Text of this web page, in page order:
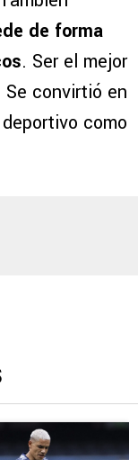
de forma
. Ser el mejor
convirtió en
como
en los
2-3 Atlante:
de tendencia con